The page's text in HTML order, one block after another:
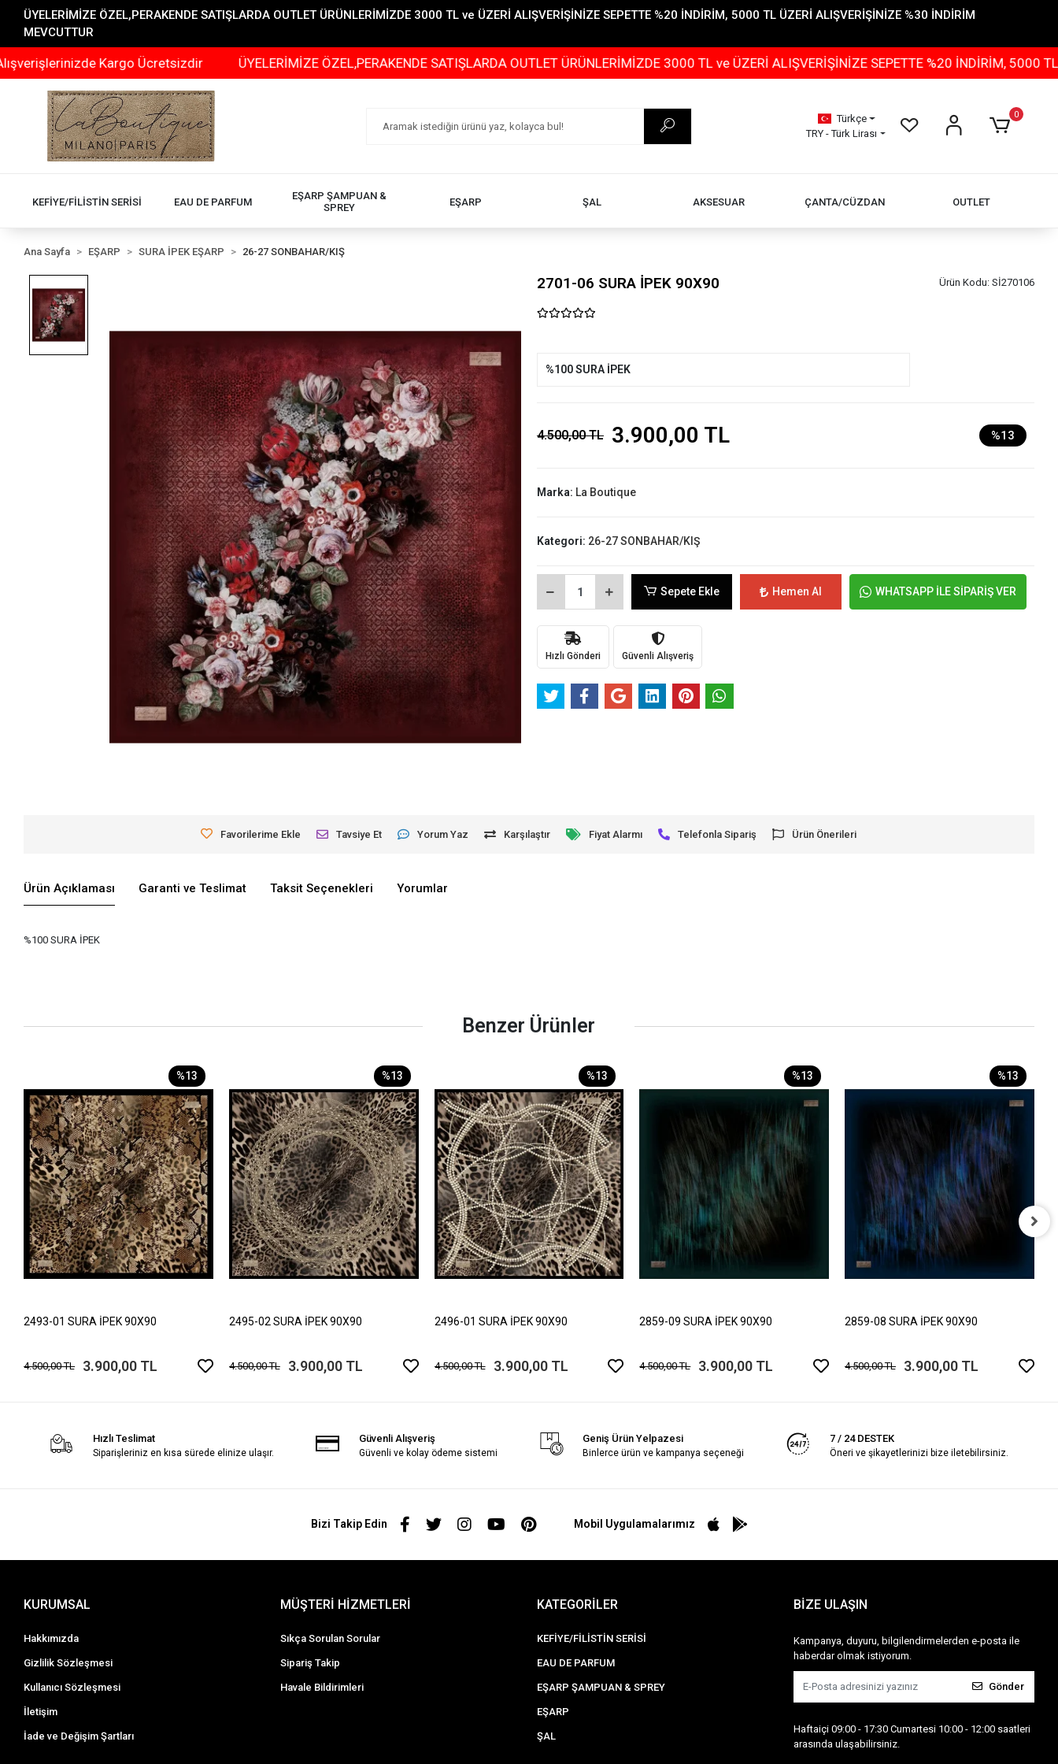
ÜYELERİMİZE ÖZEL,PERAKENDE SATIŞLARDA OUTLET ÜRÜNLERİMİZDE 3000 TL ve ÜZERİ ALIŞVERİŞİNİZE SEPETTE %20 İNDİRİM, 5000 TL ÜZERİ ALIŞVERİŞİNİZE %30 İNDİRİM
MEVCUTTUR
Kargo Ücretsizdir ÜYELERİMİZE ÖZEL,PERAKENDE SATIŞLARDA OUTLET ÜRÜNLERİMİZDE 3000 TL ve ÜZERİ ALIŞVERİŞİNİZE SEPETTE %20 İNDİRİM, 5000 TL ÜZERİ
Türkçe
TRY - Türk Lirası
0
KEFİYE/FİLİSTİN SERİSİ EAU DE PARFUM
EŞARP ŞAMPUAN &
SPREY
EŞARP ŞAL AKSESUAR ÇANTA/CÜZDAN OUTLET
Ana Sayfa EŞARP SURA İPEK EŞARP 26-27 SONBAHAR/KIŞ
2701-06 SURA İPEK 90X90 Ürün Kodu: Sİ270106
%100 SURA İPEK
4.500,00 TL 3.900,00 TL %13
Marka: La Boutique
Kategori: 26-27 SONBAHAR/KIŞ
Sepete Ekle Hemen Al WHATSAPP İLE SİPARİŞ VER
Hızlı Gönderi Güvenli Alışveriş
Favorilerime Ekle Tavsiye Et Yorum Yaz Karşılaştır Fiyat Alarmı Telefonla Sipariş Ürün Önerileri
Ürün Açıklaması Garanti ve Teslimat Taksit Seçenekleri Yorumlar
%100 SURA İPEK
Benzer Ürünler
%13
2493-01 SURA İPEK 90X90
4.500,00 TL 3.900,00 TL
%13
2495-02 SURA İPEK 90X90
4.500,00 TL 3.900,00 TL
%13
2496-01 SURA İPEK 90X90
4.500,00 TL 3.900,00 TL
%13
2859-09 SURA İPEK 90X90
4.500,00 TL 3.900,00 TL
%13
2859-08 SURA İPEK 90X90
4.500,00 TL 3.900,00 TL
Hızlı Teslimat
Siparişleriniz en kısa sürede elinize ulaşır.
Güvenli Alışveriş
Güvenli ve kolay ödeme sistemi
Geniş Ürün Yelpazesi
Binlerce ürün ve kampanya seçeneği
7 / 24 DESTEK
Öneri ve şikayetlerinizi bize iletebilirsiniz.
Bizi Takip Edin Mobil Uygulamalarımız
KURUMSAL
Hakkımızda
Gizlilik Sözleşmesi
Kullanıcı Sözleşmesi
İletişim
İade ve Değişim Şartları
MÜŞTERİ HİZMETLERİ
Sıkça Sorulan Sorular
Sipariş Takip
Havale Bildirimleri
KATEGORİLER
KEFİYE/FİLİSTİN SERİSİ
EAU DE PARFUM
EŞARP ŞAMPUAN & SPREY
EŞARP
ŞAL
BİZE ULAŞIN
Kampanya, duyuru, bilgilendirmelerden e-posta ile
haberdar olmak istiyorum.
Gönder
Haftaiçi 09:00 - 17:30 Cumartesi 10:00 - 12:00 saatleri
arasında ulaşabilirsiniz.